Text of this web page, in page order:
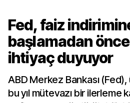
Fed, faiz
başlamadan
ihtiyaç duyuyor
ABD Merkez Bankası
bu yıl mütevazı bir ilerleme